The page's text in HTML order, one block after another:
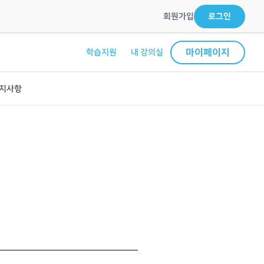
회원가입 로그인
학습지원 내 강의실 마이페이지
사항